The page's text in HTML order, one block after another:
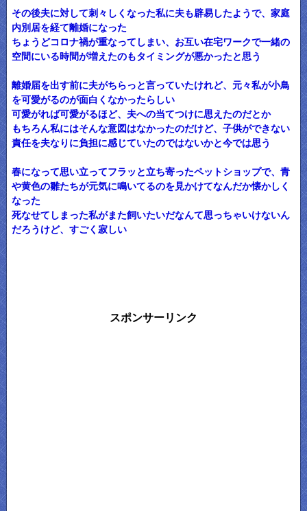
その後夫に対して刺々しくなった私に夫も辟易したようで、家庭
内別居を経て離婚になった
ちょうどコロナ禍が重なってしまい、お互い在宅ワークで一緒の
空間にいる時間が増えたのもタイミングが悪かったと思う
離婚届を出す前に夫がちらっと言っていたけれど、元々私が小鳥
を可愛がるのが面白くなかったらしい
可愛がれば可愛がるほど、夫への当てつけに思えたのだとか
もちろん私にはそんな意図はなかったのだけど、子供ができない
責任を夫なりに負担に感じていたのではないかと今では思う
春になって思い立ってフラッと立ち寄ったペットショップで、青
や黄色の雛たちが元気に鳴いてるのを見かけてなんだか懐かしく
なった
死なせてしまった私がまた飼いたいだなんて思っちゃいけないん
だろうけど、すごく寂しい
スポンサーリンク